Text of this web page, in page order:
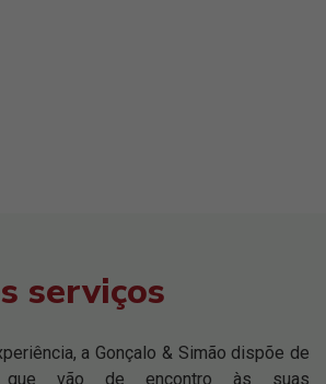
serviços
a Gonçalo & Simão dispõe de
que vão de encontro às suas